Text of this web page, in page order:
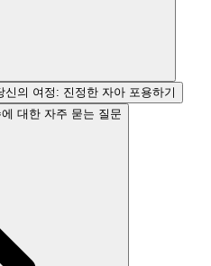
의 여정: 진정한 자아 포용하기
대한 자주 묻는 질문